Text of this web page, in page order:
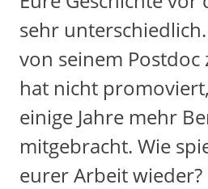
sehr
von seinem Postdoc
hat nicht
einige Jahre mehr
mitgebracht. Wie
eurer Arbeit wieder?